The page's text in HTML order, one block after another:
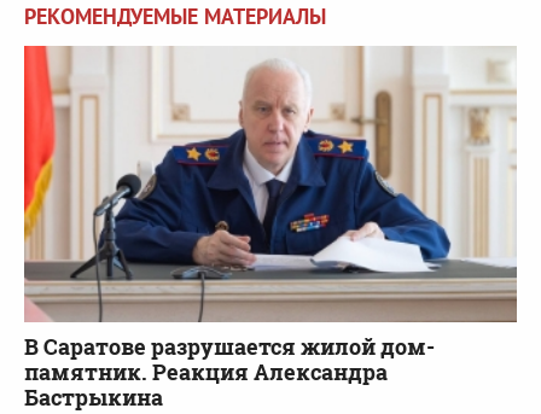
РЕКОМЕНДУЕМЫЕ МАТЕРИАЛЫ
В Саратове разрушается жилой дом-
памятник. Реакция Александра
Бастрыкина